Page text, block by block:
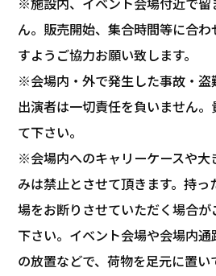
ん。販売開始、集合時間等に合
すようご協力お願い致します。
※会場内・外で発生した事故・盗
出演者は一切責任を負いません
て下さい。
※会場内へのキャリーケースや大
みは禁止とさせて頂きます。持
場をお断りさせていただく場合
下さい。イベント会場や会場内
の放置などで、荷物を足元に置